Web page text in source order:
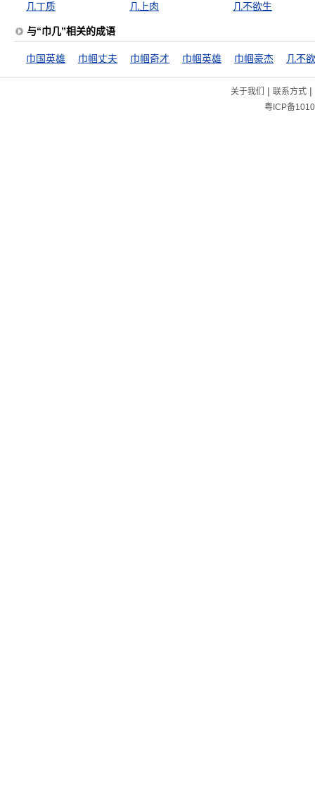
几丁质
几上肉 几不欲生
与“巾几”相关的成语
巾国英雄 巾帼丈夫 巾帼奇才 巾帼英雄 巾帼豪杰 几不
关于我们 | 联系方式|
粤ICP备